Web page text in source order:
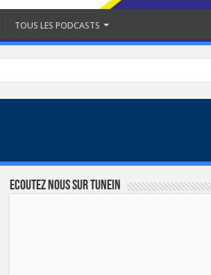
TOUS LES PODCASTS
Ecoutez nous sur TuneIn